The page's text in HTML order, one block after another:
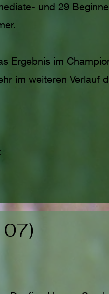
und 29
Ergebnis im
im weiteren Verlauf